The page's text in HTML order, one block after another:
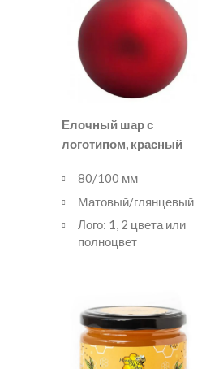
Елочный шар с
логотипом, красный
80/100 мм
Матовый/глянцевый
Лого: 1, 2 цвета или
полноцвет